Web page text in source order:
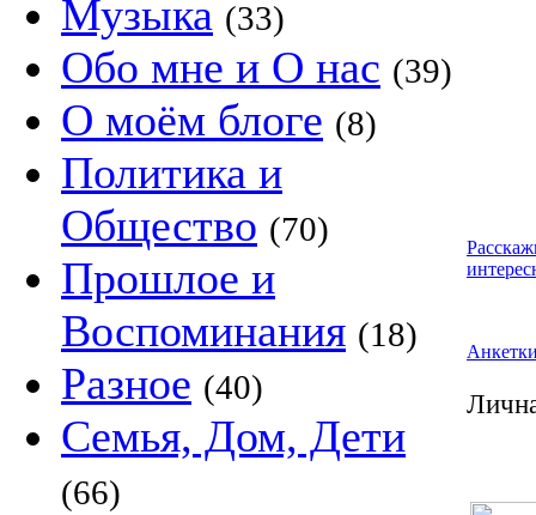
Музыка (33)
Обо мне и О нас (39)
О моём блоге (8)
Политика и
Общество (70)
Прошлое и
Воспоминания (18)
Разное (40)
Семья, Дом, Дети
(66)